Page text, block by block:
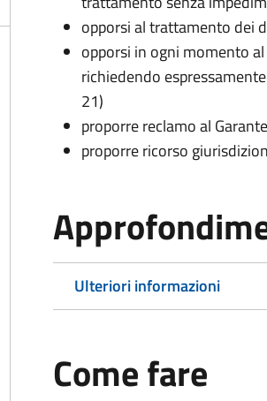
opporsi al trattamento dei
opporsi in ogni momento
richiedendo
21)
proporre reclamo al
proporre ricorso
Ulteriori informazioni
Come fare